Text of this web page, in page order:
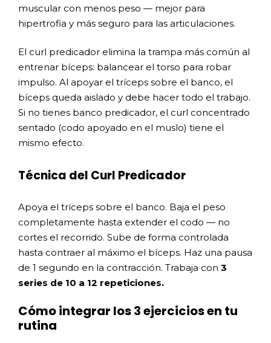
muscular con menos peso — mejor para
hipertrofia y más seguro para las articulaciones.
El curl predicador elimina la trampa más común al
entrenar bíceps: balancear el torso para robar
impulso. Al apoyar el tríceps sobre el banco, el
bíceps queda aislado y debe hacer todo el trabajo.
Si no tienes banco predicador, el curl concentrado
sentado (codo apoyado en el muslo) tiene el
mismo efecto.
Técnica del Curl Predicador
Apoya el tríceps sobre el banco. Baja el peso
completamente hasta extender el codo — no
cortes el recorrido. Sube de forma controlada
hasta contraer al máximo el bíceps. Haz una pausa
de 1 segundo en la contracción. Trabaja con 3
series de 10 a 12 repeticiones.
Cómo integrar los 3 ejercicios en tu
rutina